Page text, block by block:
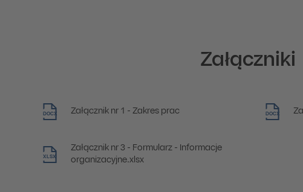
Załączniki
DOCX Załącznik nr 1 - Zakres prac DOCX
XLSX
Załącznik nr 3 - Formularz - Informacje
organizacyjne.xlsx